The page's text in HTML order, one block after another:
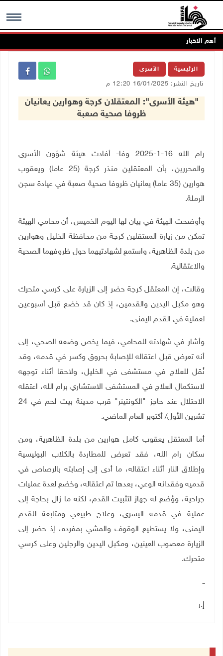
MENU أهم الاخبار
الرئيسية الأسرى
تاريخ النشر: 16/01/2025 12:20 م
"هيئة الأسرى": المعتقلان كرجة وهوارين يعانيان
ظروفا صحية صعبة
رام الله 16-1-2025 وفا- أفادت هيئة شؤون الأسرى
والمحررين، بأن المعتقلين منذر كرجة (25 عاما) ويعقوب
هوارين (35 عاما) يعانيان ظروفا صحية صعبة في عيادة سجن
الرملة.
وأوضحت الهيئة في بيان لها اليوم الخميس، أن محامي الهيئة
تمكن من زيارة المعتقلين كرجة من محافظة الخليل وهوارين
من بلدة الظاهرية، واستمع لشهادتيهما حول ظروفهما الصحية
والاعتقالية.
وقالت، إن المعتقل كرجة حضر إلى الزيارة على كرسي متحرك
وهو مكبل اليدين والقدمين، إذ كان قد خضع قبل أسبوعين
لعملية في القدم اليمنى.
وأشار في شهادته للمحامي، فيما يخص وضعه الصحي، إلى
أنه تعرض قبل اعتقاله للإصابة بحروق وكسر في قدمه، وقد
نُقل للعلاج في مستشفى في الخليل، ولاحقا أثناء توجهه
لاستكمال العلاج في المستشفى الاستشاري برام الله، اعتقله
الاحتلال عند حاجز "الكونتينر" قرب مدينة بيت لحم في 24
تشرين الأول/ أكتوبر العام الماضي.
أما المعتقل يعقوب كامل هوارين من بلدة الظاهرية، ومن
سكان رام الله، فقد تعرض للمطاردة بالكلاب البوليسية
وإطلاق النار أثناء اعتقاله، ما أدى إلى إصابته بالرصاص في
قدميه وفقدانه الوعي، بعدها تم اعتقاله، وخضع لعدة عمليات
جراحية، ووُضع له جهاز لتثبيت القدم، لكنه ما زال بحاجة إلى
عملية في قدمه اليسرى، وعلاج طبيعي ومتابعة للقدم
اليمنى، ولا يستطيع الوقوف والمشي بمفرده، إذ حضر إلى
الزيارة معصوب العينين، ومكبل اليدين والرجلين وعلى كرسي
متحرك.
ــ
إ.ر